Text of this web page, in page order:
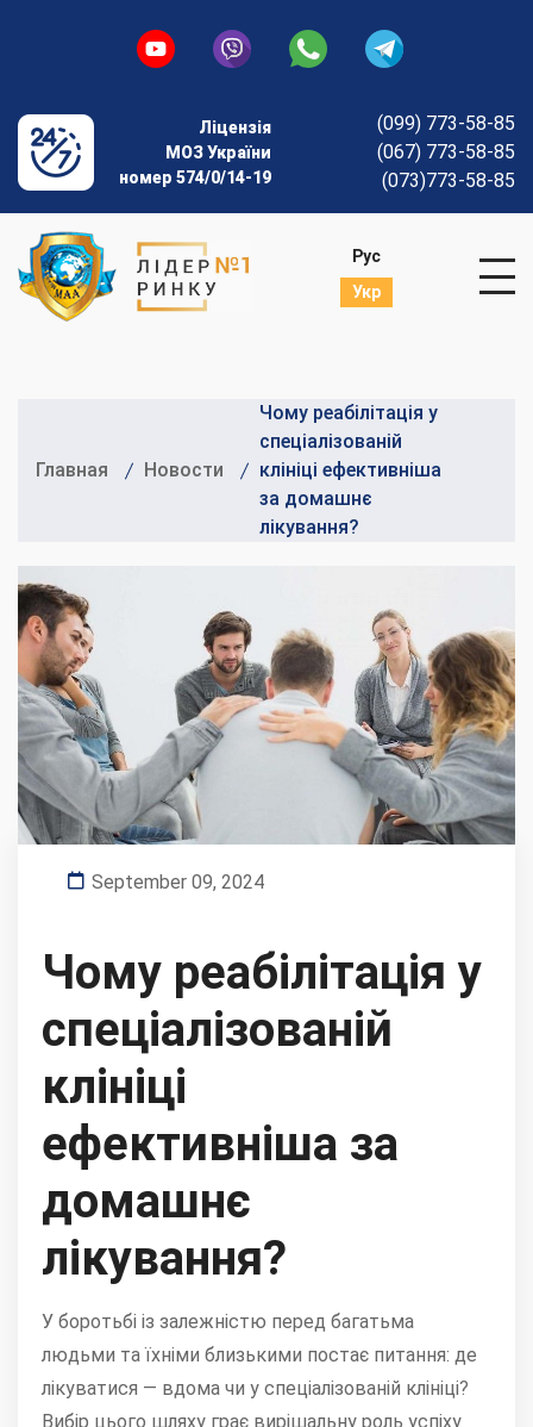
Ліцензія
МОЗ України
номер 574/0/14-19
(099) 773-58-85
(067) 773-58-85
(073)773-58-85
Рус
Укр
Главная Новости
Чому реабілітація у
спеціалізованій
клініці ефективніша
за домашнє
лікування?
September 09, 2024
Чому реабілітація у
спеціалізованій
клініці
ефективніша за
домашнє
лікування?
У боротьбі із залежністю перед багатьма
людьми та їхніми близькими постає питання: де
лікуватися — вдома чи у спеціалізованій клініці?
Вибір цього шляху грає вирішальну роль успіху